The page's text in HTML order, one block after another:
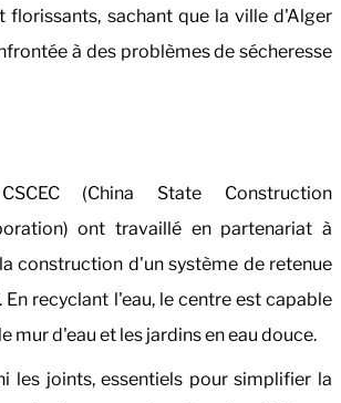
florissants, sachant que la ville d'Alger
à des problèmes de sécheresse
(China State Construction
ont travaillé en partenariat à
construction d'un système de retenue
En recyclant l'eau, le centre est capable
mur d'eau et les jardins en eau douce.
les joints, essentiels pour simplifier la